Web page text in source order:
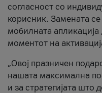
согласност со
корисник. Замената
мобилната
моментот на
„Овој празничен
нашата максимална
и за стратегијата што